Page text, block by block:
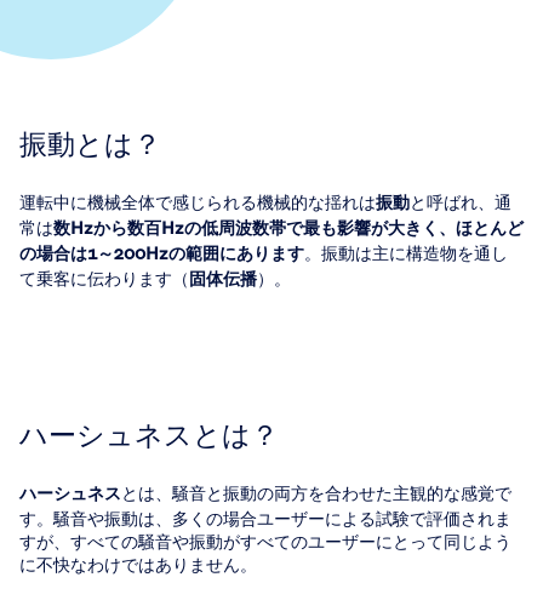
振動とは？
運転中に機械全体で感じられる機械的な揺れは振動と呼ばれ、通
常は数Hzから数百Hzの低周波数帯で最も影響が大きく、ほとんど
の場合は1～200Hzの範囲にあります。振動は主に構造物を通し
て乗客に伝わります（ 固体伝播）。
ハーシュネスとは？
ハーシュネスとは、騒音と振動の両方を合わせた主観的な感覚で
す。騒音や振動は、多くの場合ユーザーによる試験で評価されま
すが、すべての騒音や振動がすべてのユーザーにとって同じよう
に不快なわけではありません。